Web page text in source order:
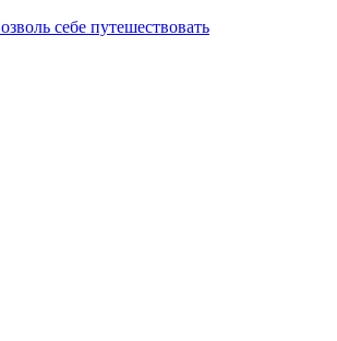
себе путешествовать